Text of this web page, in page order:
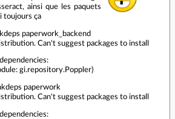
ainsi que les paquets
toujours ça
paperwork_backend
Can't suggest packages to install
gi.repository.Poppler)
paperwork
Can't suggest packages to install